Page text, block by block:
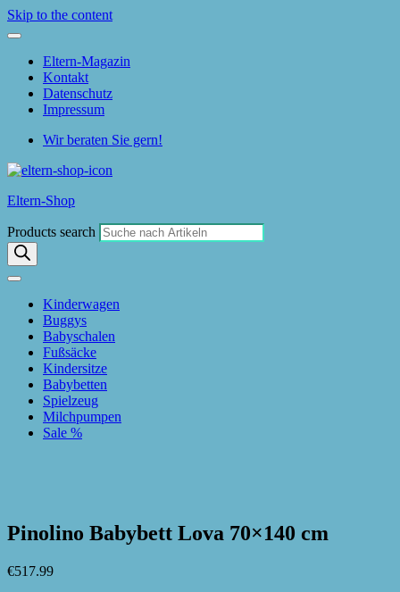
Skip to the content
Eltern-Magazin
Kontakt
Datenschutz
Impressum
Wir beraten Sie gern!
Eltern-Shop
Products search
Kinderwagen
Buggys
Babyschalen
Fußsäcke
Kindersitze
Babybetten
Spielzeug
Milchpumpen
Sale %
Pinolino Babybett Lova 70×140 cm
€517.99